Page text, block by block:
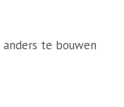
te bouwen